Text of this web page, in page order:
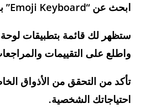
ابحث عن “Emoji Keyboard” باستخدام شريط البحث.
ستظهر لك قائمة بتطبيقات لوحة
واطلع على التقييمات
تأكد من التحقق من الأذواق
احتياجاتك الشخصية.